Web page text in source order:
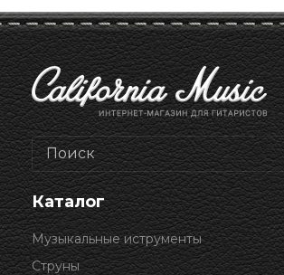
Каталог
Музыкальные иструменты
Струны